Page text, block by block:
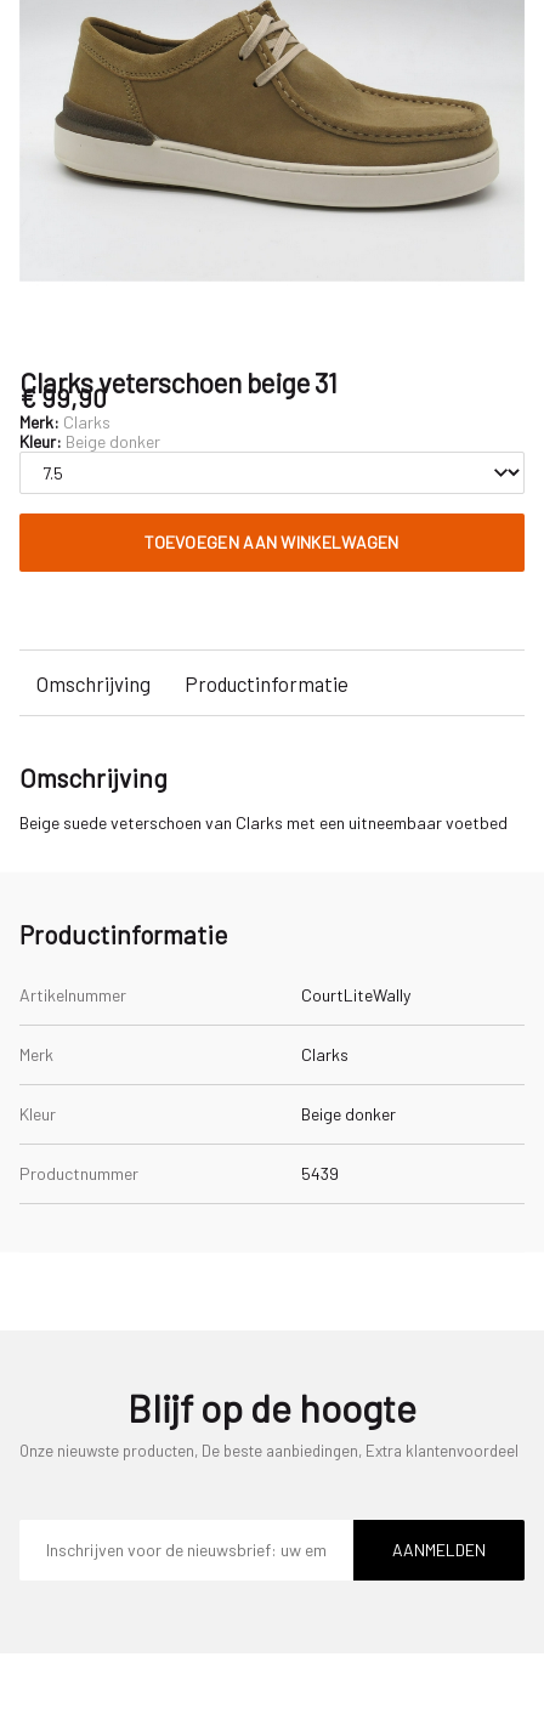
Clarks veterschoen beige 31
€ 99,90
Merk: Clarks
Kleur: Beige donker
TOEVOEGEN AAN WINKELWAGEN
Omschrijving Productinformatie
Omschrijving
Beige suede veterschoen van Clarks met een uitneembaar voetbed
Productinformatie
Artikelnummer CourtLiteWally
Merk Clarks
Kleur Beige donker
Productnummer 5439
Blijf op de hoogte
Onze nieuwste producten, De beste aanbiedingen, Extra klantenvoordeel
mailadres
AANMELDEN